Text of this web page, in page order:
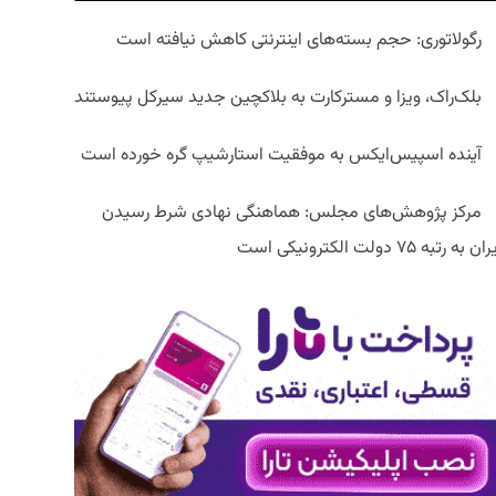
رگولاتوری: حجم بسته‌های اینترنتی کاهش نیافته است
بلک‌راک، ویزا و مسترکارت به بلاکچین جدید سیرکل پیوستند
آینده اسپیس‌ایکس به موفقیت استارشیپ گره خورده است
مرکز پژوهش‌های مجلس: هماهنگی نهادی شرط رسیدن
به رتبه ۷۵ دولت الکترونیکی است